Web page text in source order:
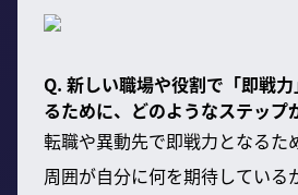
Q. 新しい職場や役割で「即戦
るために、どのようなステップ
転職や異動先で即戦力となるた
周囲が自分に何を期待している